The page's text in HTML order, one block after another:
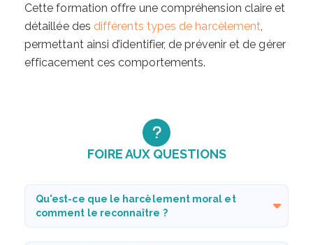
Cette formation offre une compréhension claire et
détaillée des différents types de harcèlement
permettant ainsi d’identifier, de prévenir et de gérer
efficacement ces comportements.
FOIRE AUX QUESTIONS
Qu'est-ce que le harcèlement moral et
comment le reconnaître ?